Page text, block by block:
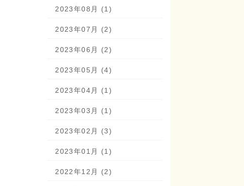
2023年08月 (1)
2023年07月 (2)
2023年06月 (2)
2023年05月 (4)
2023年04月 (1)
2023年03月 (1)
2023年02月 (3)
2023年01月 (1)
2022年12月 (2)